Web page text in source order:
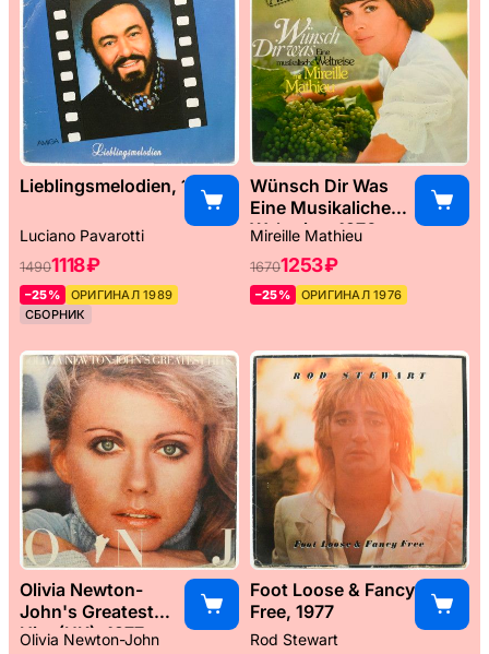
Lieblingsmelodien, 1989
Luciano Pavarotti
14901118 ₽
–25%
ОРИГИНАЛ 1989
СБОРНИК
Wünsch Dir Was
Eine Musikaliche
Weltreise, 1976
Mireille Mathieu
16701253 ₽
–25% ОРИГИНАЛ 1976
Olivia Newton-
John's Greatest
Hits (UK), 1977
Olivia Newton-John
Foot Loose & Fancy
Free, 1977
Rod Stewart